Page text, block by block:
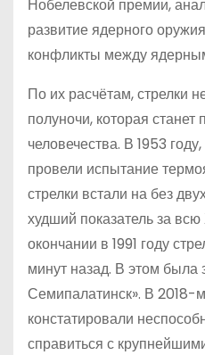
Нобелевской премии,
развитие ядерного
конфликты между
По их расчётам, стрелки
полуночи, которая станет
человечества. В 1953
провели испытание
стрелки встали на без
худший показатель за
окончании в 1991 году
минут назад. В этом
Семипалатинск». В 2018-
констатировали
справиться с